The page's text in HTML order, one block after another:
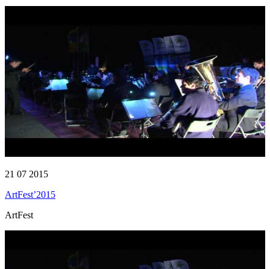
21 07 2015
ArtFest’2015
ArtFest